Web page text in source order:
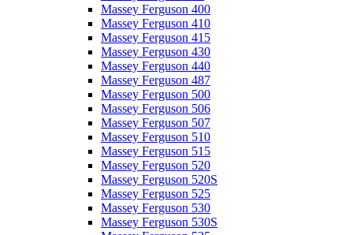
Massey Ferguson 400
Massey Ferguson 410
Massey Ferguson 415
Massey Ferguson 430
Massey Ferguson 440
Massey Ferguson 487
Massey Ferguson 500
Massey Ferguson 506
Massey Ferguson 507
Massey Ferguson 510
Massey Ferguson 515
Massey Ferguson 520
Massey Ferguson 520S
Massey Ferguson 525
Massey Ferguson 530
Massey Ferguson 530S